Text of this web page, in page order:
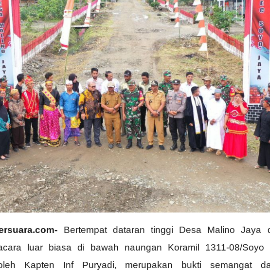
Bertempat dataran tinggi Desa Malino Jaya
luar biasa di bawah naungan Koramil 1311-08/Soyo
Kapten Inf Puryadi, merupakan bukti semangat